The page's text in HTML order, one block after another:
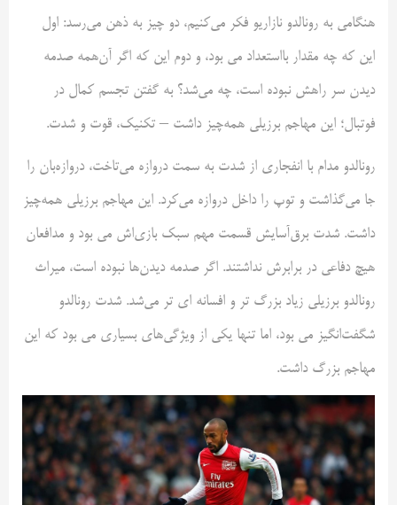
هنگامی به رونالدو نازاریو فکر می‌کنیم، دو چیز به ذهن می‌رسد: اول
این که چه مقدار بااستعداد می بود، و دوم این که اگر آن‌همه صدمه
دیدن سر راهش نبوده است، چه می‌شد؟ به گفتن تجسم کمال در
فوتبال؛ این مهاجم برزیلی همه‌چیز داشت – تکنیک، قوت و شدت.
رونالدو مدام با انفجاری از شدت به سمت دروازه می‌تاخت، دروازه‌بان را
جا می‌گذاشت و توپ را داخل دروازه می‌کرد. این مهاجم برزیلی همه‌چیز
داشت. شدت برق‌آسایش قسمت مهم سبک بازی‌اش می بود و مدافعان
هیچ دفاعی در برابرش نداشتند. اگر صدمه دیدن‌ها نبوده است، میراث
رونالدو برزیلی زیاد بزرگ تر و افسانه ای تر می‌شد. شدت رونالدو
شگفت‌انگیز می بود، اما تنها یکی از ویژگی‌های بسیاری می بود که این
مهاجم بزرگ داشت.